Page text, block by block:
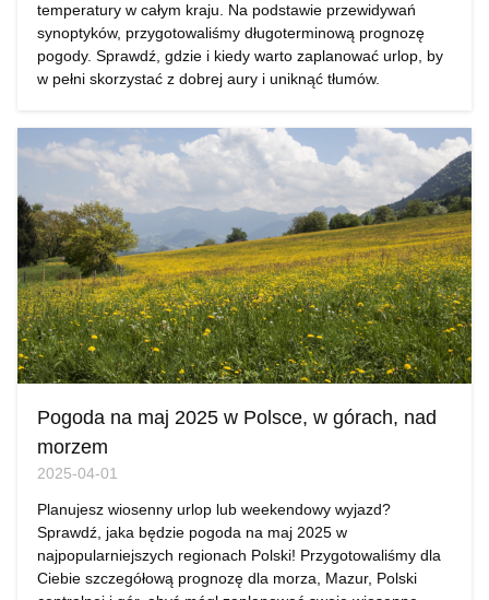
temperatury w całym kraju. Na podstawie przewidywań
synoptyków, przygotowaliśmy długoterminową prognozę
pogody. Sprawdź, gdzie i kiedy warto zaplanować urlop, by
w pełni skorzystać z dobrej aury i uniknąć tłumów.
Pogoda na maj 2025 w Polsce, w górach, nad
morzem
2025-04-01
Planujesz wiosenny urlop lub weekendowy wyjazd?
Sprawdź, jaka będzie pogoda na maj 2025 w
najpopularniejszych regionach Polski! Przygotowaliśmy dla
Ciebie szczegółową prognozę dla morza, Mazur, Polski